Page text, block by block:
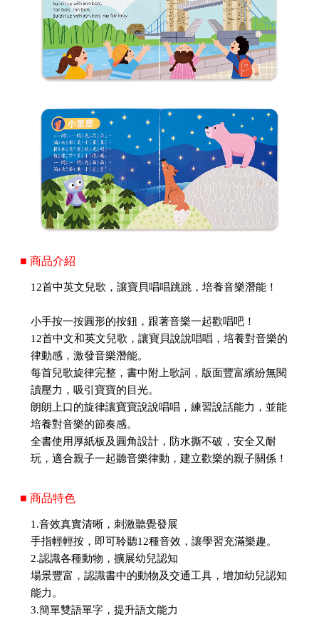
■ 商品介紹
12首中英文兒歌，讓寶貝唱唱跳跳，培養音樂潛能！
小手按一按圓形的按鈕，跟著音樂一起歡唱吧！
12首中文和英文兒歌，讓寶貝說說唱唱，培養對音樂的
律動感，激發音樂潛能。
每首兒歌旋律完整，書中附上歌詞，版面豐富繽紛無閱
讀壓力，吸引寶寶的目光。
朗朗上口的旋律讓寶寶說說唱唱，練習說話能力，並能
培養對音樂的節奏感。
全書使用厚紙板及圓角設計，防水撕不破，安全又耐
玩，適合親子一起聽音樂律動，建立歡樂的親子關係！
■ 商品特色
1.音效真實清晰，刺激聽覺發展
手指輕輕按，即可聆聽12種音效，讓學習充滿樂趣。
2.認識各種動物，擴展幼兒認知
場景豐富，認識書中的動物及交通工具，增加幼兒認知
能力。
3.簡單雙語單字，提升語文能力